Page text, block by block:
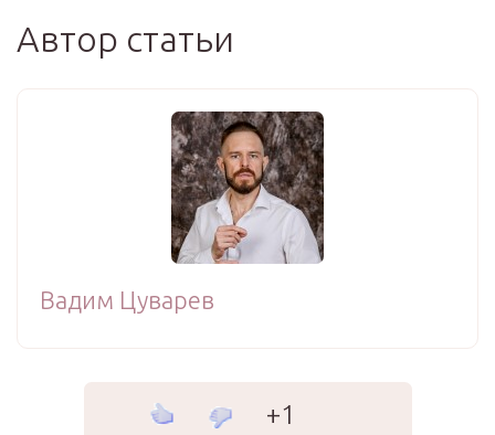
Автор статьи
Вадим Цуварев
+1